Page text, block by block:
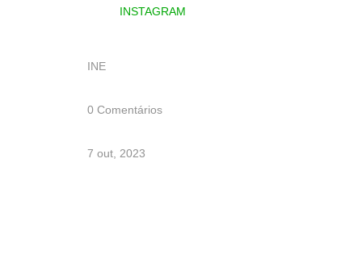
INSTAGRAM
INE
0 Comentários
7 out, 2023